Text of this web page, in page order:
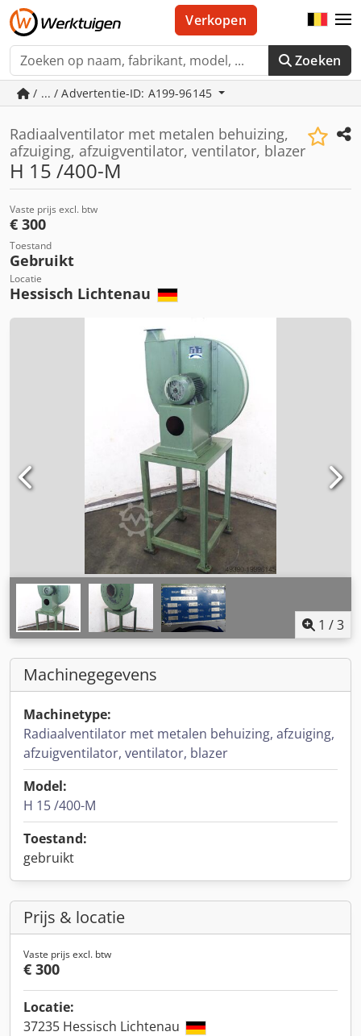
Zoeken
Verkopen
/ ... / Advertentie-ID: A199-96145
Radiaalventilator met metalen behuizing,
afzuiging, afzuigventilator, ventilator, blazer
H 15 /400-M
Vaste prijs excl. btw
€ 300
Toestand
Gebruikt
Locatie
Hessisch Lichtenau
1 /3
Machinegegevens
Machinetype:
Radiaalventilator met metalen behuizing, afzuiging,
afzuigventilator, ventilator, blazer
Model:
H 15 /400-M
Toestand:
gebruikt
Prijs & locatie
Vaste prijs excl. btw
€ 300
Locatie:
37235 Hessisch Lichtenau